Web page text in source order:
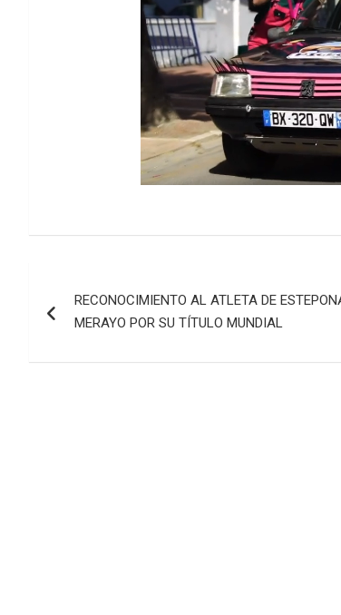
de
entradas
RECONOCIMIENTO AL ATLETA DE
MERAYO POR SU TÍTULO MUNDIAL